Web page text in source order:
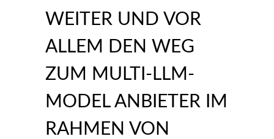
WEITER UND VOR
ALLEM DEN WEG
ZUM MULTI-LLM-
MODEL ANBIETER IM
RAHMEN VON